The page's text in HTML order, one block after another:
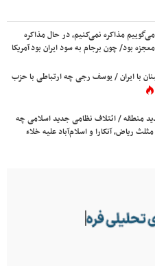
مذاکره نمی‌کنیم، در حال مذاکره
بود/ چون برجام به سود ایران بود آمریکا
با ایران / یوسف رجی چه ارتباطی با حزب
منطقه / ائتلاف نظامی جدید اسلامی چه
ریاض، آنکارا و اسلام‌آباد علیه خلاء